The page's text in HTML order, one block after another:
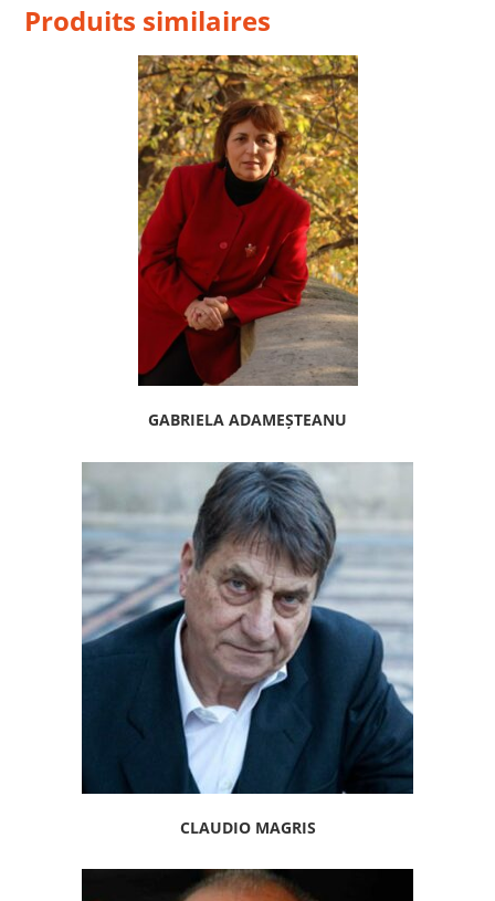
Produits similaires
GABRIELA ADAMEȘTEANU
CLAUDIO MAGRIS